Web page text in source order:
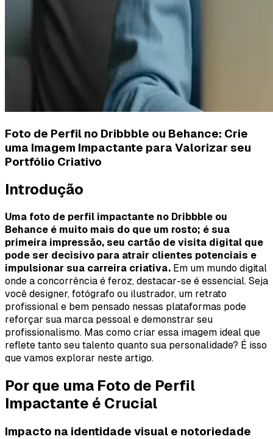
Foto de Perfil no Dribbble ou Behance: Crie
uma Imagem Impactante para Valorizar seu
Portfólio Criativo
Introdução
Uma foto de perfil impactante no Dribbble ou
Behance é muito mais do que um rosto; é sua
primeira impressão, seu cartão de visita digital que
pode ser decisivo para atrair clientes potenciais e
impulsionar sua carreira criativa. Em um mundo digital
onde a concorrência é feroz, destacar-se é essencial. Seja
você designer, fotógrafo ou ilustrador, um retrato
profissional e bem pensado nessas plataformas pode
reforçar sua marca pessoal e demonstrar seu
profissionalismo. Mas como criar essa imagem ideal que
reflete tanto seu talento quanto sua personalidade? É isso
que vamos explorar neste artigo.
Por que uma Foto de Perfil
Impactante é Crucial
Impacto na identidade visual e notoriedade